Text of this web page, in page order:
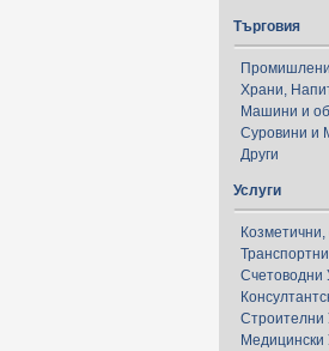
Търговия
Промишлени
Храни,
Машини и
Суровини и
Други
Услуги
Транспортни
Счетоводни
Строителни
Медицински